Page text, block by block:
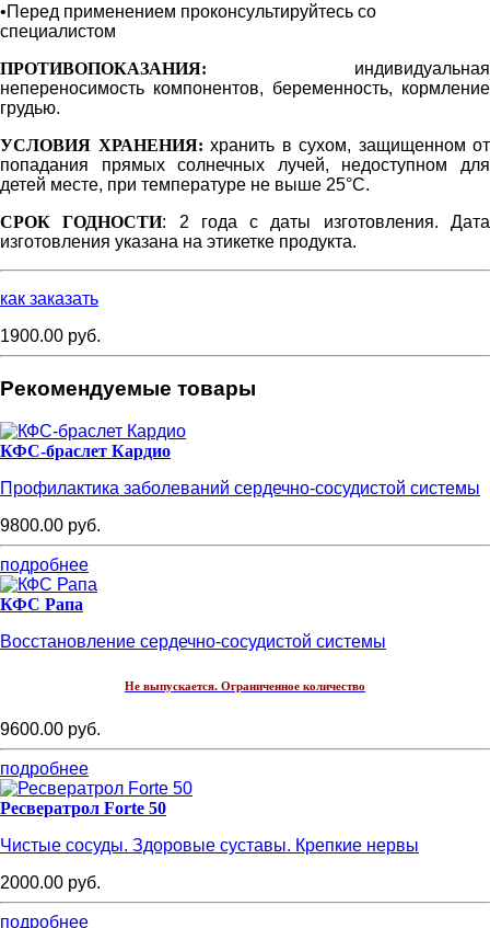
•Перед применением проконсультируйтесь со
специалистом
ПРОТИВОПОКАЗАНИЯ: индивидуальная
непереносимость компонентов, беременность, кормление
грудью.
УСЛОВИЯ ХРАНЕНИЯ: хранить в сухом, защищенном от
попадания прямых солнечных лучей, недоступном для
детей месте, при температуре не выше 25°С.
СРОК ГОДНОСТИ: 2 года с даты изготовления. Дата
изготовления указана на этикетке продукта.
как заказать
1900.00 руб.
Рекомендуемые товары
КФС-браслет Кардио
Профилактика заболеваний сердечно-сосудистой системы
9800.00 руб.
подробнее
КФС Рапа
Восстановление сердечно-сосудистой системы
Не выпускается. Ограниченное количество
9600.00 руб.
подробнее
Ресвератрол Forte 50
Чистые сосуды. Здоровые суставы. Крепкие нервы
2000.00 руб.
подробнее